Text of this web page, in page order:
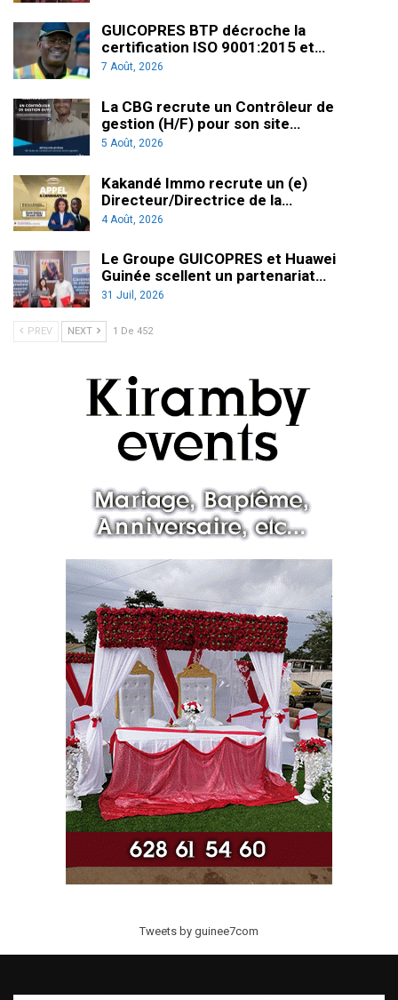
GUICOPRES BTP décroche la
certification ISO 9001:2015 et…
7 Août, 2026
La CBG recrute un Contrôleur de
gestion (H/F) pour son site…
5 Août, 2026
Kakandé Immo recrute un (e)
Directeur/Directrice de la…
4 Août, 2026
Le Groupe GUICOPRES et Huawei
Guinée scellent un partenariat…
31 Juil, 2026
PREV NEXT 1 De 452
Tweets by guinee7com